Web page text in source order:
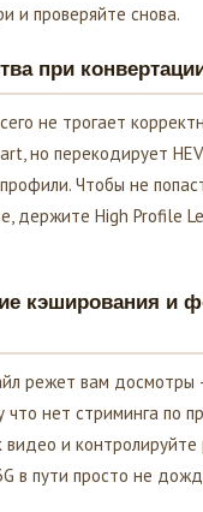
и проверяйте снова.
при
не трогает
но перекодирует
Чтобы не
держите High Profile
кэширования и
режет вам досмотры
что нет стриминга по
видео и контролируйте
в пути просто не